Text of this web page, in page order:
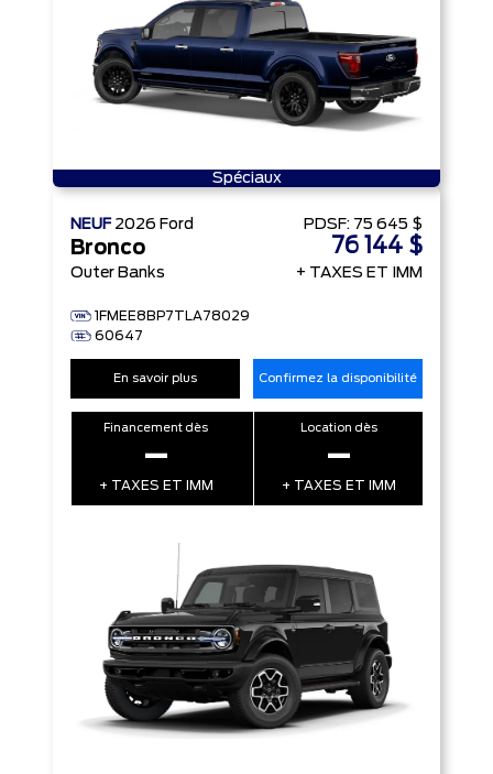
Spéciaux
NEUF 2026 Ford
Bronco
Outer Banks
1FMEE8BP7TLA78029
60647
PDSF: 75 645 $
76 144 $
+ TAXES ET IMM
En savoir plus Confirmez la disponibilité
Financement dès
–
+ TAXES ET IMM
Location dès
–
+ TAXES ET IMM